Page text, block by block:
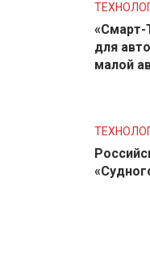
«Смарт-
для
малой